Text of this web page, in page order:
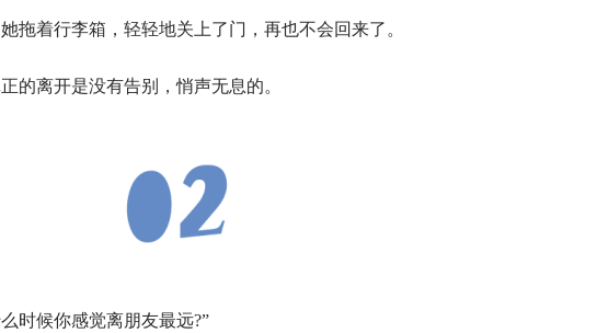
拖着行李箱，轻轻地关上了门，再也不会回来了。
的离开是没有告别，悄声无息的。
时候你感觉离朋友最远?”